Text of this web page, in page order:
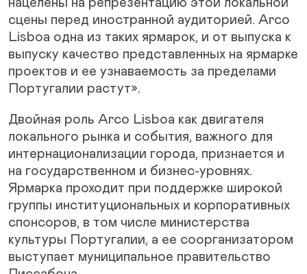
нацелены на репрезентацию этой локальной
сцены перед иностранной аудиторией. Arco
Lisboa одна из таких ярмарок, и от выпуска к
выпуску качество представленных на ярмарке
проектов и ее узнаваемость за пределами
Португалии растут».
Двойная роль Arco Lisboa как двигателя
локального рынка и события, важного для
интернационализации города, признается и
на государственном и бизнес-уровнях.
Ярмарка проходит при поддержке широкой
группы институциональных и корпоративных
спонсоров, в том числе министерства
культуры Португалии, а ее соорганизатором
выступает муниципальное правительство